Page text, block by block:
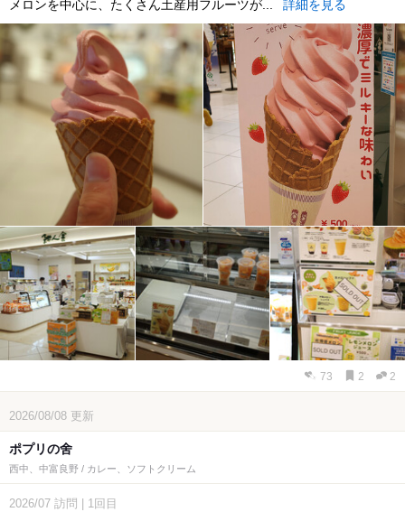
メロンを中心に、たくさん土産用フルーツが... 詳細を見る
73 2 2
2026/08/08 更新
ポプリの舍
西中、中富良野 / カレー、ソフトクリーム
2026/07 訪問 1回目